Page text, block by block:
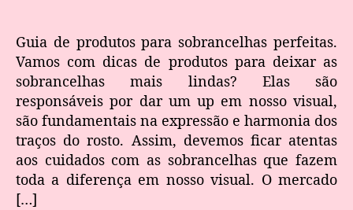
Guia de produtos para sobrancelhas perfeitas.
Vamos com dicas de produtos para deixar as
sobrancelhas mais lindas? Elas são
responsáveis por dar um up em nosso visual,
são fundamentais na expressão e harmonia dos
traços do rosto. Assim, devemos ficar atentas
aos cuidados com as sobrancelhas que fazem
toda a diferença em nosso visual. O mercado
[…]